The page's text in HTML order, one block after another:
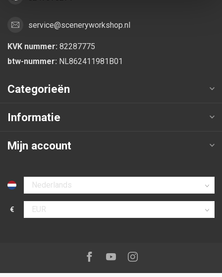
service@sceneryworkshop.nl
KVK nummer: 82287775
btw-nummer: NL862411981B01
Categorieën
Informatie
Mijn account
Selecteer taal
€
Selecteer valuta
Volg ons op:Facebook
YoutubeInstagram